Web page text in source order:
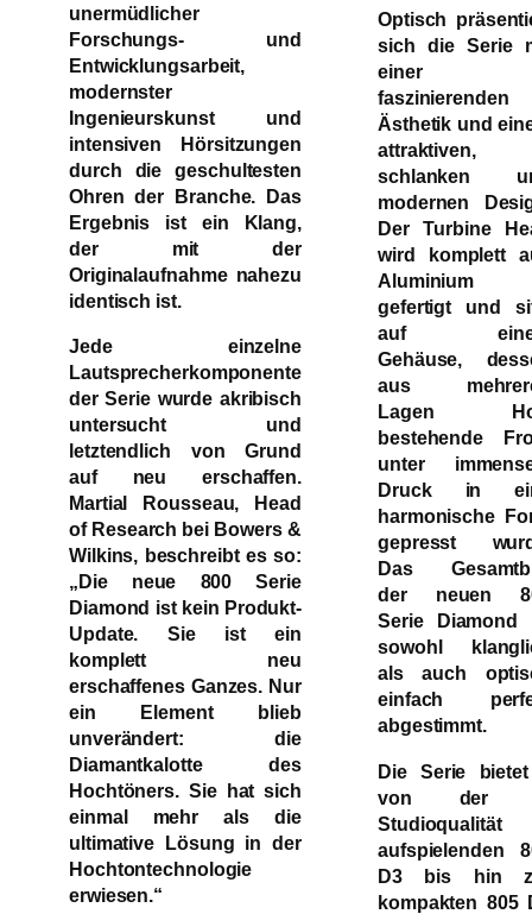
unermüdlicher
Forschungs- und
Entwicklungsarbeit,
modernster
Ingenieurskunst und
intensiven Hörsitzungen
durch die geschultesten
Ohren der Branche. Das
Ergebnis ist ein Klang,
der mit der
Originalaufnahme nahezu
identisch ist.
Jede einzelne
Lautsprecherkomponente
der Serie wurde akribisch
untersucht und
letztendlich von Grund
auf neu erschaffen.
Martial Rousseau, Head
of Research bei Bowers &
Wilkins, beschreibt es so:
„Die neue 800 Serie
Diamond ist kein Produkt-
Update. Sie ist ein
komplett neu
erschaffenes Ganzes. Nur
ein Element blieb
unverändert: die
Diamantkalotte des
Hochtöners. Sie hat sich
einmal mehr als die
ultimative Lösung in der
Hochtontechnologie
erwiesen.“
Optisch
sich die Serie
einer
faszinierenden
Ästhetik und
attraktiven,
schlanken
modernen
Der Turbine
wird komplett
Aluminium
gefertigt und
auf
Gehäuse,
aus
Lagen
bestehende
unter
Druck in
harmonische
gepresst
Das
der neuen
Serie Diamond
sowohl
als auch
einfach
abgestimmt.
Die Serie
von der
Studioqualität
aufspielenden
D3 bis hin
kompakten 805